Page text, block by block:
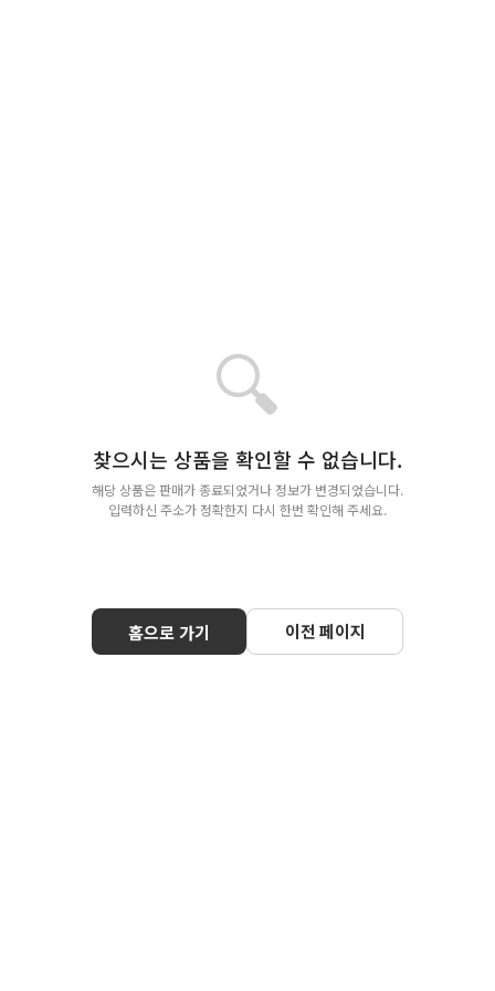
🔍
찾으시는 상품을 확인할 수 없습니다.
해당 상품은 판매가 종료되었거나 정보가 변경되었습니다.
입력하신 주소가 정확한지 다시 한번 확인해 주세요.
홈으로 가기 이전 페이지